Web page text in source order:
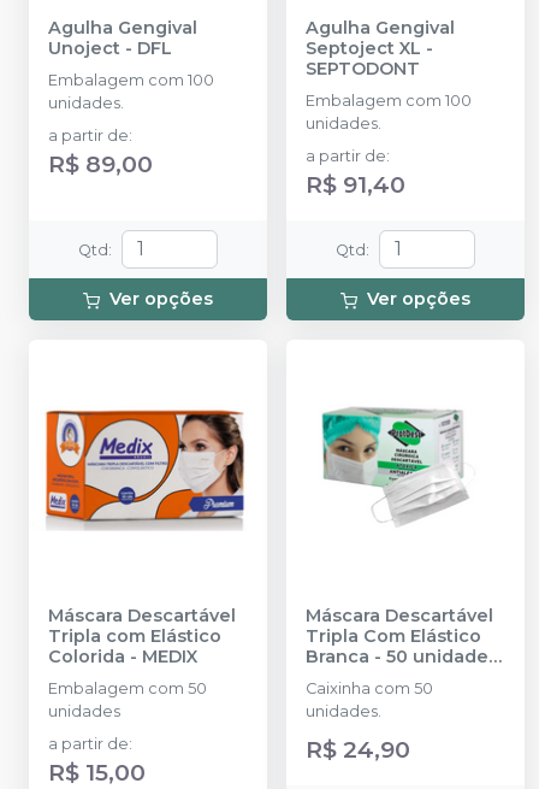
Agulha Gengival
Unoject - DFL
Embalagem com 100
unidades.
a partir de:
R$ 89,00
Qtd:
Ver opções
Agulha Gengival
Septoject XL -
SEPTODONT
Embalagem com 100
unidades.
a partir de:
R$ 91,40
Qtd:
Ver opções
Máscara Descartável
Tripla com Elástico
Colorida - MEDIX
Embalagem com 50
unidades
a partir de:
R$ 15,00
Máscara Descartável
Tripla Com Elástico
Branca - 50 unidades.
PROTDESC
Caixinha com 50
unidades.
R$ 24,90